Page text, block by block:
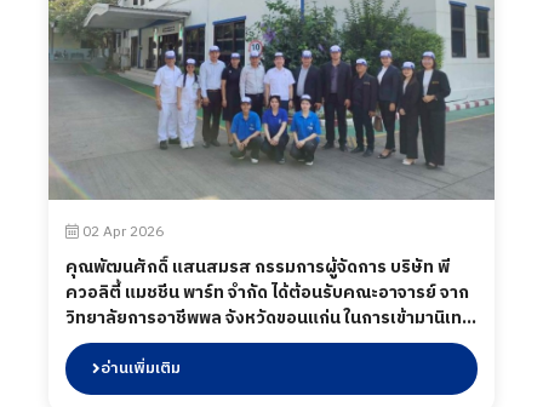
02 Apr 2026
คุณพัฒนศักดิ์ แสนสมรส กรรมการผู้จัดการ บริษัท พี
ควอลิตี้ แมชชีน พาร์ท จำกัด ได้ต้อนรับคณะอาจารย์ จาก
วิทยาลัยการอาชีพพล จังหวัดขอนแก่น ในการเข้ามานิเทศ
นักศึกษา ร่วมถึงพบปะนักศึกษาระหว่างปฏิบัติงาน เมื่อวัน
ที่ 02 เมษายน 2569
อ่านเพิ่มเติม